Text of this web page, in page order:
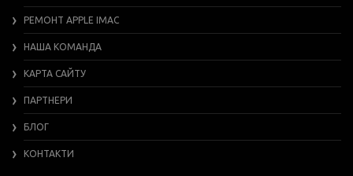
РЕМОНТ APPLE IMAC
НАША КОМАНДА
КАРТА САЙТУ
ПАРТНЕРИ
БЛОГ
КОНТАКТИ